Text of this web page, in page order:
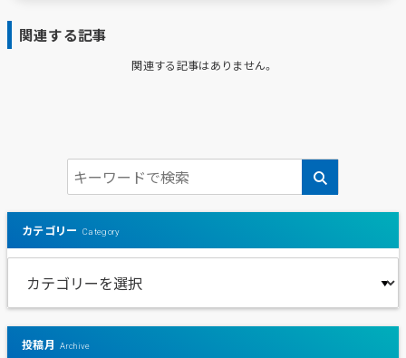
関連する記事
関連する記事はありません。
カテゴリー Category
投稿月 Archive